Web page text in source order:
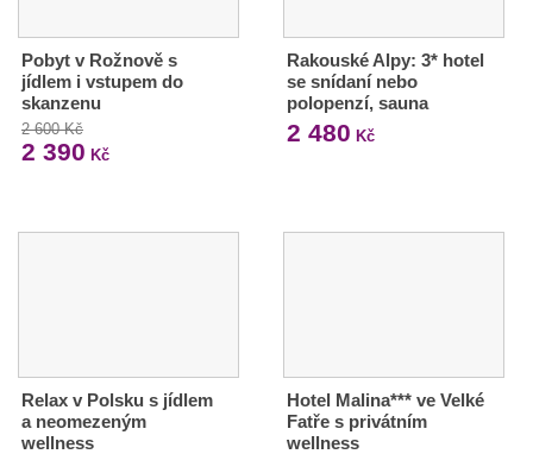
Pobyt v Rožnově s
jídlem i vstupem do
skanzenu
2 600 Kč
2 390 Kč
Rakouské Alpy: 3* hotel
se snídaní nebo
polopenzí, sauna
2 480 Kč
Relax v Polsku s jídlem
a neomezeným
wellness
Hotel Malina*** ve Velké
Fatře s privátním
wellness